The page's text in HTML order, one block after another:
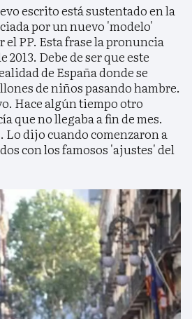
escrito está sustentado en la
por un nuevo 'modelo'
el PP. Esta frase la pronuncia
2013. Debe de ser que este
de España donde se
de niños pasando hambre.
Hace algún tiempo otro
que no llegaba a fin de mes.
Lo dijo cuando comenzaron a
con los famosos 'ajustes' del